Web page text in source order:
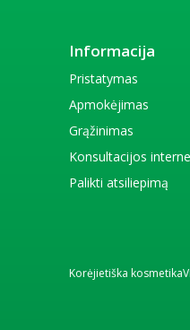
Informacija
Pristatymas
Apmokėjimas
Grąžinimas
Konsultacijos
Palikti atsiliepimą
Korėjietiška kosmetika